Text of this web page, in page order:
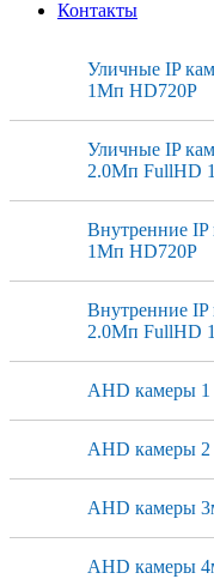
Контакты
Уличные IP
1Мп HD720P
Уличные IP
2.0Мп FullHD
Внутренние IP
1Мп HD720P
Внутренние IP
2.0Мп FullHD
AHD камеры
AHD камеры
AHD камеры
AHD камеры